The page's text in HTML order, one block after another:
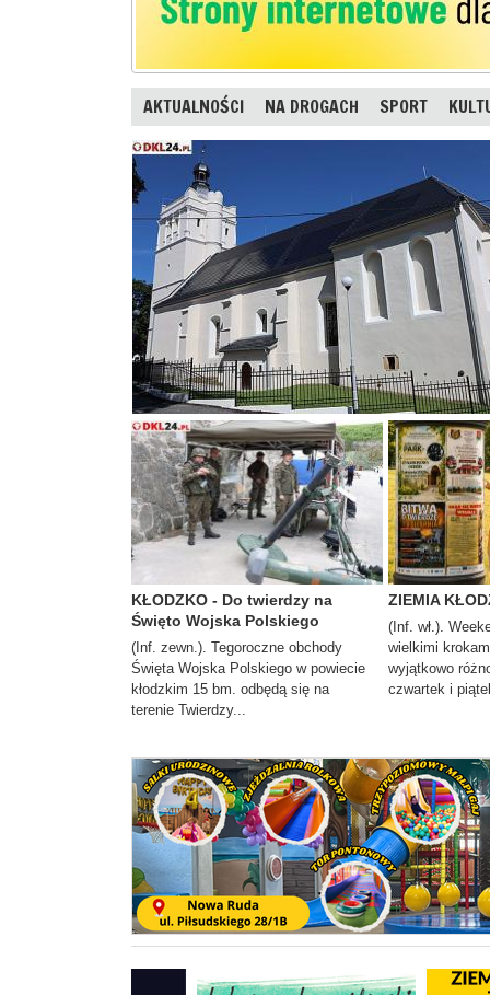
AKTUALNOŚCI NA DROGACH SPORT
KŁODZKO - Do twierdzy na
Święto Wojska Polskiego
(Inf. zewn.). Tegoroczne obchody
Święta Wojska Polskiego w powiecie
kłodzkim 15 bm. odbędą się na
terenie Twierdzy...
ZIEMIA
(Inf. wł.).
wielkimi
wyjątkowo
czwartek i